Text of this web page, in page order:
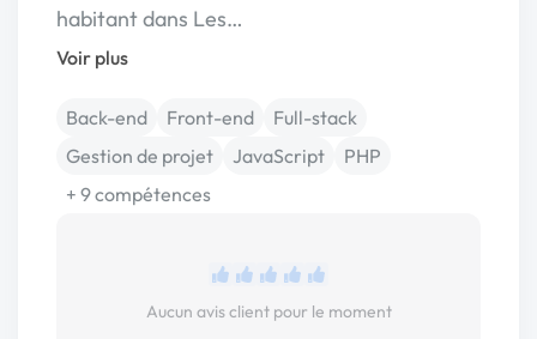
habitant dans Les…
Voir plus
Back-end Front-end
Full-stack
Gestion de projet
JavaScript
PHP
+ 9 compétences
Aucun avis client pour le moment